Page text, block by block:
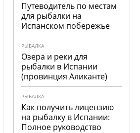
Путеводитель по местам
для рыбалки на
Испанском побережье
РЫБАЛКА
Озера и реки для
рыбалки в Испании
(провинция Аликанте)
РЫБАЛКА
Как получить лицензию
на рыбалку в Испании:
Полное руководство